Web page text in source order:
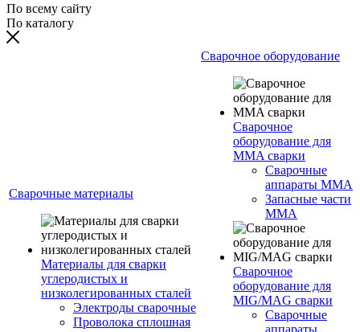
По всему сайту
По каталогу
Сварочные материалы
Материалы для сварки
углеродистых и
низколегированных сталей
Электроды сварочные
Проволока сплошная
Сварочное оборудование
Сварочное
оборудование для
MMA сварки
Сварочные
аппараты MMA
Запасные части
MMA
Сварочное
оборудование для
MIG/MAG сварки
Сварочные
аппараты